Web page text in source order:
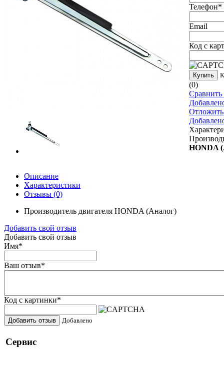
Телефон*
Email
Код с
Купить
(0)
Сравнить
Отложить
HONDA
Описание
Характеристики
Отзывы (0)
Производитель двигателя HONDA (Aналог)
Добавить свой отзыв
Добавить свой отзыв
Имя*
Ваш отзыв*
Код с картинки*
Добавить отзыв Добавлено
Сервис